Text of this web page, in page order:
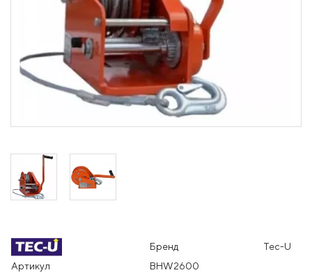
Бренд
Tec-U
Артикул
BHW2600